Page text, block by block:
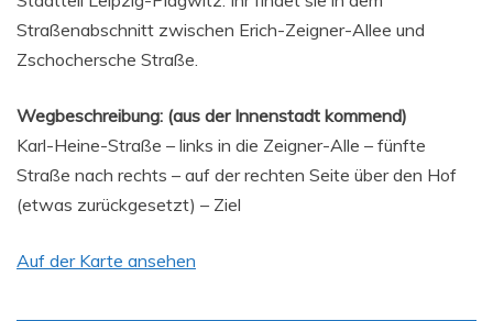
Straßenabschnitt zwischen Erich-Zeigner-Allee und
Zschochersche Straße.
Wegbeschreibung: (aus der Innenstadt kommend)
Karl-Heine-Straße – links in die Zeigner-Alle – fünfte
Straße nach rechts – auf der rechten Seite über den Hof
(etwas zurückgesetzt) – Ziel
Auf der Karte ansehen